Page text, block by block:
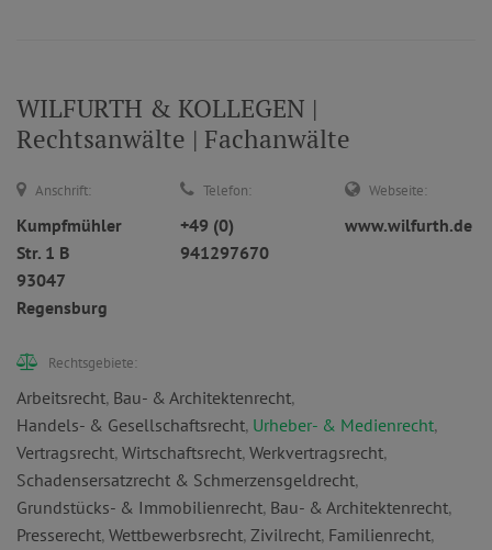
WILFURTH & KOLLEGEN |
Rechtsanwälte | Fachanwälte
Anschrift:
Kumpfmühler
Str. 1 B
93047
Regensburg
Telefon:
+49 (0)
941297670
Webseite:
www.wilfurth.de
Rechtsgebiete:
Arbeitsrecht, Bau- & Architektenrecht,
Handels- & Gesellschaftsrecht, Urheber- & Medienrecht,
Vertragsrecht, Wirtschaftsrecht, Werkvertragsrecht,
Schadensersatzrecht & Schmerzensgeldrecht,
Grundstücks- & Immobilienrecht, Bau- & Architektenrecht,
Presserecht, Wettbewerbsrecht, Zivilrecht, Familienrecht,